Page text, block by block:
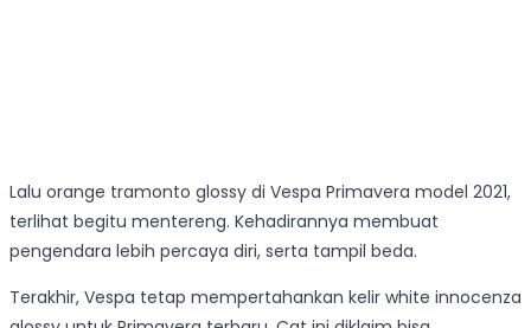
Lalu orange tramonto glossy di Vespa Primavera model 2021,
terlihat begitu mentereng. Kehadirannya membuat
pengendara lebih percaya diri, serta tampil beda.
Terakhir, Vespa tetap mempertahankan kelir white innocenza